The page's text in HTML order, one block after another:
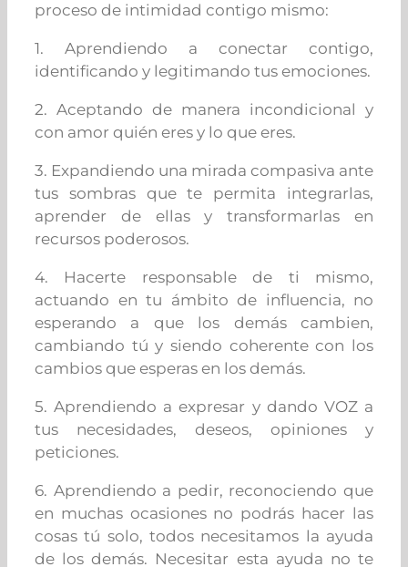
proceso de intimidad contigo mismo:
1. Aprendiendo a conectar contigo,
identificando y legitimando tus emociones.
2. Aceptando de manera incondicional y
con amor quién eres y lo que eres.
3. Expandiendo una mirada compasiva ante
tus sombras que te permita integrarlas,
aprender de ellas y transformarlas en
recursos poderosos.
4. Hacerte responsable de ti mismo,
actuando en tu ámbito de influencia, no
esperando a que los demás cambien,
cambiando tú y siendo coherente con los
cambios que esperas en los demás.
5. Aprendiendo a expresar y dando VOZ a
tus necesidades, deseos, opiniones y
peticiones.
6. Aprendiendo a pedir, reconociendo que
en muchas ocasiones no podrás hacer las
cosas tú solo, todos necesitamos la ayuda
de los demás. Necesitar esta ayuda no te